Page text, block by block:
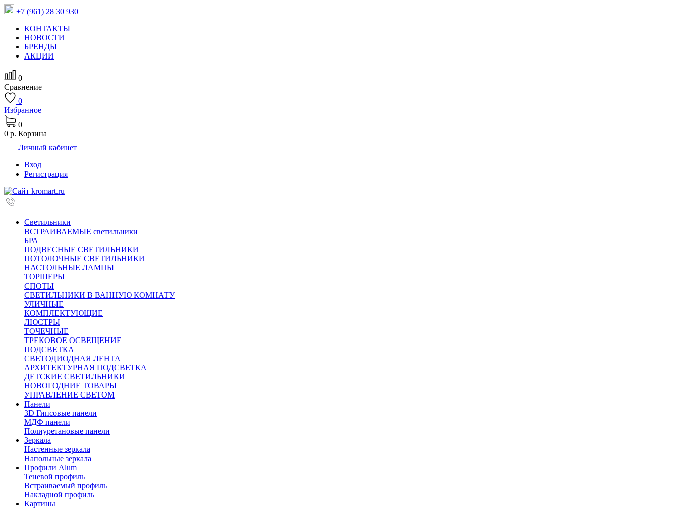
+7 (961) 28 30 930
КОНТАКТЫ
НОВОСТИ
БРЕНДЫ
АКЦИИ
0
Сравнение
0
Избранное
0
0 р. Корзина
Личный кабинет
Вход
Регистрация
Светильники
ВСТРАИВАЕМЫЕ светильники
БРА
ПОДВЕСНЫЕ СВЕТИЛЬНИКИ
ПОТОЛОЧНЫЕ СВЕТИЛЬНИКИ
НАСТОЛЬНЫЕ ЛАМПЫ
ТОРШЕРЫ
СПОТЫ
СВЕТИЛЬНИКИ В ВАННУЮ КОМНАТУ
УЛИЧНЫЕ
КОМПЛЕКТУЮЩИЕ
ЛЮСТРЫ
ТОЧЕЧНЫЕ
ТРЕКОВОЕ ОСВЕЩЕНИЕ
ПОДСВЕТКА
СВЕТОДИОДНАЯ ЛЕНТА
АРХИТЕКТУРНАЯ ПОДСВЕТКА
ДЕТСКИЕ СВЕТИЛЬНИКИ
НОВОГОДНИЕ ТОВАРЫ
УПРАВЛЕНИЕ СВЕТОМ
Панели
3D Гипсовые панели
МДФ панели
Полиуретановые панели
Зеркала
Настенные зеркала
Напольные зеркала
Профили Alum
Теневой профиль
Встраиваемый профиль
Накладной профиль
Картины